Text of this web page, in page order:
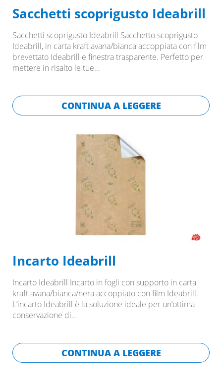
Sacchetti scoprigusto Ideabrill
Sacchetti scoprigusto Ideabrill Sacchetto scoprigusto
Ideabrill, in carta kraft avana/bianca accoppiata con film
brevettato Ideabrill e finestra trasparente. Perfetto per
mettere in risalto le tue…
CONTINUA A LEGGERE
Incarto Ideabrill
Incarto Ideabrill Incarto in fogli con supporto in carta
kraft avana/bianca/nera accoppiato con film Ideabrill.
L’incarto Ideabrill è la soluzione ideale per un’ottima
conservazione di…
CONTINUA A LEGGERE